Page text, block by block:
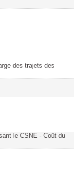
des trajets des
le CSNE - Coût du